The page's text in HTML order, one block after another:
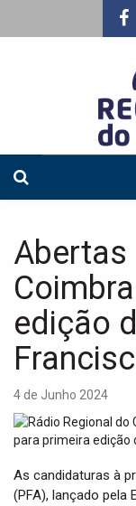
Abertas
edição
4 de Junho 2024
As candidaturas à
(PFA), lançado pela